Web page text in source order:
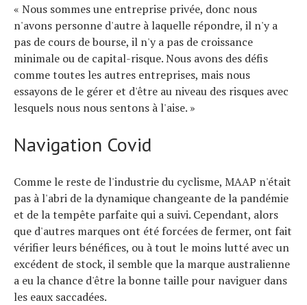
« Nous sommes une entreprise privée, donc nous
n'avons personne d'autre à laquelle répondre, il n'y a
pas de cours de bourse, il n'y a pas de croissance
minimale ou de capital-risque. Nous avons des défis
comme toutes les autres entreprises, mais nous
essayons de le gérer et d'être au niveau des risques avec
lesquels nous nous sentons à l'aise. »
Navigation Covid
Comme le reste de l'industrie du cyclisme, MAAP n'était
pas à l'abri de la dynamique changeante de la pandémie
et de la tempête parfaite qui a suivi. Cependant, alors
que d'autres marques ont été forcées de fermer, ont fait
vérifier leurs bénéfices, ou à tout le moins lutté avec un
excédent de stock, il semble que la marque australienne
a eu la chance d'être la bonne taille pour naviguer dans
les eaux saccadées.